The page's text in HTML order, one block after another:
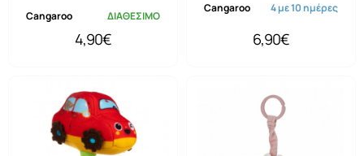
Cangaroo ΔΙΑΘΕΣΙΜΟ
4,90€
Cangaroo 4 με 10 ημέρες
6,90€